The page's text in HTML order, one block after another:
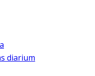
diarium